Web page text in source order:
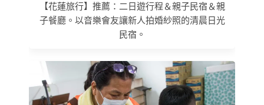
【花蓮旅行】推薦：二日遊行程＆親子民宿＆親
子餐廳。以音樂會友讓新人拍婚紗照的清晨日光
民宿。